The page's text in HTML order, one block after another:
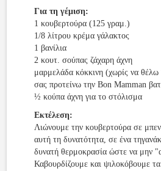
Για τη γέμιση:
1 κουβερτούρα (125 γραμ.)
1/8 λίτρου κρέμα γάλακτος
1 βανίλια
2 κουτ. σούπας ζάχαρη άχνη
μαρμελάδα κόκκινη (χωρίς να
σας προτείνω την Bon Mamman
½ κούπα άχνη για το στόλισμα
Εκτέλεση:
Λιώνουμε την κουβερτούρα σε
αυτή τη δυνατότητα, σε ένα
δυνατή θερμοκρασία ώστε να μην
Καβουρδίζουμε και ψιλοκόβουμε